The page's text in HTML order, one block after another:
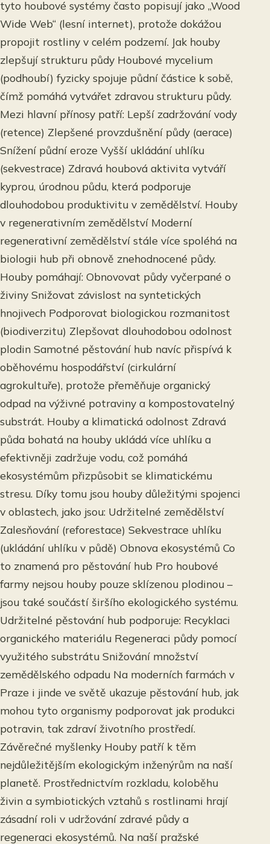
tyto houbové systémy často popisují jako „Wood
Wide Web“ (lesní internet), protože dokážou
propojit rostliny v celém podzemí. Jak houby
zlepšují strukturu půdy Houbové mycelium
(podhoubí) fyzicky spojuje půdní částice k sobě,
čímž pomáhá vytvářet zdravou strukturu půdy.
Mezi hlavní přínosy patří: Lepší zadržování vody
(retence) Zlepšené provzdušnění půdy (aerace)
Snížení půdní eroze Vyšší ukládání uhlíku
(sekvestrace) Zdravá houbová aktivita vytváří
kyprou, úrodnou půdu, která podporuje
dlouhodobou produktivitu v zemědělství. Houby
v regenerativním zemědělství Moderní
regenerativní zemědělství stále více spoléhá na
biologii hub při obnově znehodnocené půdy.
Houby pomáhají: Obnovovat půdy vyčerpané o
živiny Snižovat závislost na syntetických
hnojivech Podporovat biologickou rozmanitost
(biodiverzitu) Zlepšovat dlouhodobou odolnost
plodin Samotné pěstování hub navíc přispívá k
oběhovému hospodářství (cirkulární
agrokultuře), protože přeměňuje organický
odpad na výživné potraviny a kompostovatelný
substrát. Houby a klimatická odolnost Zdravá
půda bohatá na houby ukládá více uhlíku a
efektivněji zadržuje vodu, což pomáhá
ekosystémům přizpůsobit se klimatickému
stresu. Díky tomu jsou houby důležitými spojenci
v oblastech, jako jsou: Udržitelné zemědělství
Zalesňování (reforestace) Sekvestrace uhlíku
(ukládání uhlíku v půdě) Obnova ekosystémů Co
to znamená pro pěstování hub Pro houbové
farmy nejsou houby pouze sklízenou plodinou –
jsou také součástí širšího ekologického systému.
Udržitelné pěstování hub podporuje: Recyklaci
organického materiálu Regeneraci půdy pomocí
využitého substrátu Snižování množství
zemědělského odpadu Na moderních farmách v
Praze i jinde ve světě ukazuje pěstování hub, jak
mohou tyto organismy podporovat jak produkci
potravin, tak zdraví životního prostředí.
Závěrečné myšlenky Houby patří k těm
nejdůležitějším ekologickým inženýrům na naší
planetě. Prostřednictvím rozkladu, koloběhu
živin a symbiotických vztahů s rostlinami hrají
zásadní roli v udržování zdravé půdy a
regeneraci ekosystémů. Na naší pražské